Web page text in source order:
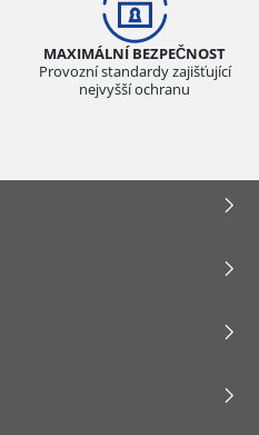
MAXIMÁLNÍ BEZPEČNOST
Provozní standardy zajišťující
nejvyšší ochranu